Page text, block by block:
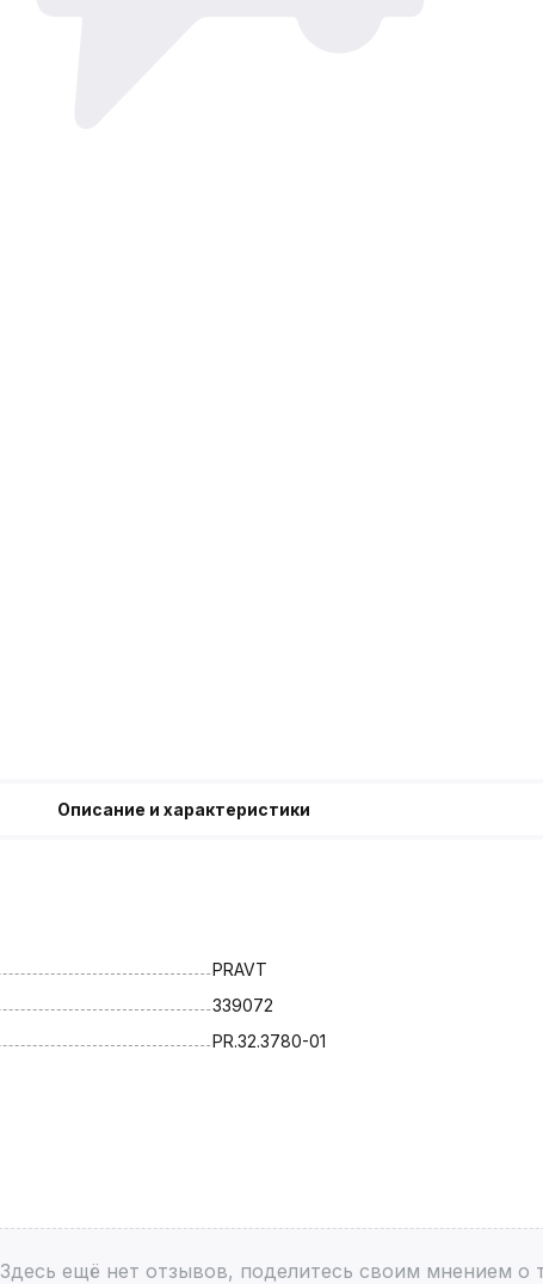
Описание и характеристики
PRAVT
339072
PR.32.3780-01
Здесь ещё нет отзывов, поделитесь своим мнением о